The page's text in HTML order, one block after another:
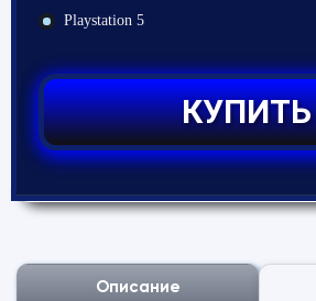
Playstation 5
КУПИТЬ
Описание